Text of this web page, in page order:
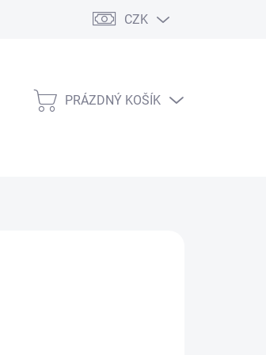
CZK
NÁKUPNÍ
PRÁZDNÝ KOŠÍK